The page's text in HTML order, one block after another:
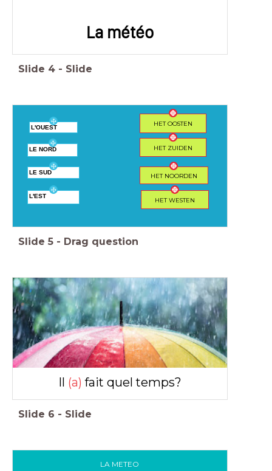
La météo
Slide 4 - Slide
HET OOSTEN
HET NOORDEN
HET WESTEN
HET ZUIDEN
L'OUEST
LE NORD
L'EST
LE SUD
Slide 5 - Drag question
(a) fait quel temps?
Slide 6 - Slide
LA METEO